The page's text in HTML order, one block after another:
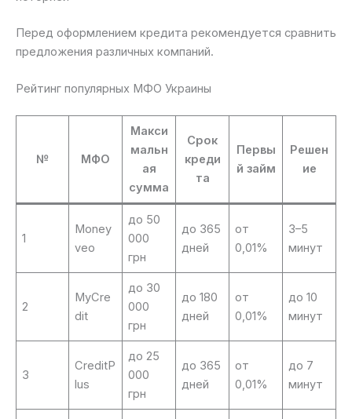
Перед оформлением кредита рекомендуется сравнить
предложения различных компаний.
Рейтинг популярных МФО Украины
№ МФО
Макси
мальн
ая
сумма
Срок
креди
та
Первы
й займ
Решен
ие
1
Money
veo
до 50
000
грн
до 365
дней
от
0,01%
3–5
минут
2
MyCre
dit
до 30
000
грн
до 180
дней
от
0,01%
до 10
минут
3
CreditP
lus
до 25
000
грн
до 365
дней
от
0,01%
до 7
минут